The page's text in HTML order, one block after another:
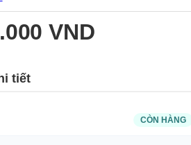
VND
tiết
CÒN HÀNG